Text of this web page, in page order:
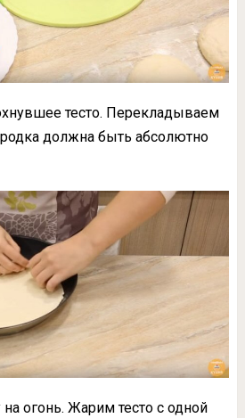
тесто. Перекладываем
должна быть абсолютно
огонь. Жарим тесто с одной